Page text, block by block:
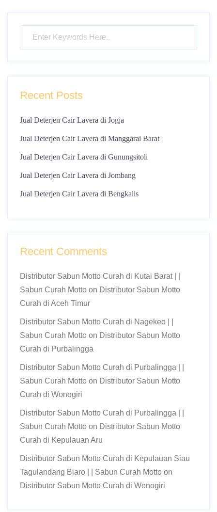
Recent Posts
Jual Deterjen Cair Lavera di Jogja
Jual Deterjen Cair Lavera di Manggarai Barat
Jual Deterjen Cair Lavera di Gunungsitoli
Jual Deterjen Cair Lavera di Jombang
Jual Deterjen Cair Lavera di Bengkalis
Recent Comments
Distributor Sabun Motto Curah di Kutai Barat | |
Sabun Curah Motto on Distributor Sabun Motto
Curah di Aceh Timur
Distributor Sabun Motto Curah di Nagekeo | |
Sabun Curah Motto on Distributor Sabun Motto
Curah di Purbalingga
Distributor Sabun Motto Curah di Purbalingga | |
Sabun Curah Motto on Distributor Sabun Motto
Curah di Wonogiri
Distributor Sabun Motto Curah di Purbalingga | |
Sabun Curah Motto on Distributor Sabun Motto
Curah di Kepulauan Aru
Distributor Sabun Motto Curah di Kepulauan Siau
Tagulandang Biaro | | Sabun Curah Motto on
Distributor Sabun Motto Curah di Wonogiri